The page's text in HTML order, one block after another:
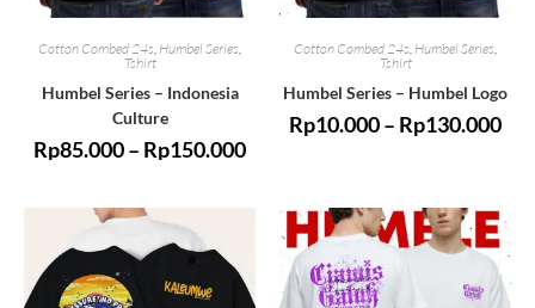
Cotton Combed 24s, Humbel Series,
Tshirt
Humbel Series – Indonesia
Culture
Rp85.000– Rp150.000
Cotton Combed 24s, Humbel Series,
Tshirt
Humbel Series – Humbel Logo
Rp10.000– Rp130.000